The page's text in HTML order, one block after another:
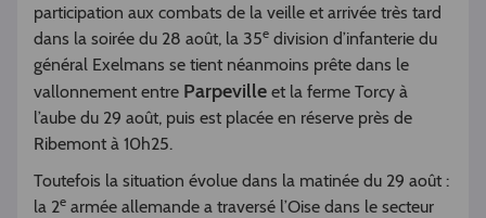
participation aux combats de la veille et arrivée très tard
dans la soirée du 28 août, la 35e division d’infanterie du
général Exelmans se tient néanmoins prête dans le
vallonnement entre Parpeville et la ferme Torcy à
l’aube du 29 août, puis est placée en réserve près de
Ribemont à 10h25.
Toutefois la situation évolue dans la matinée du 29 août :
la 2e armée allemande a traversé l’Oise dans le secteur